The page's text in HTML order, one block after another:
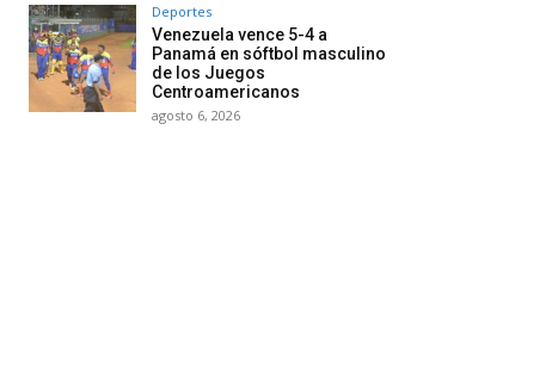
Deportes
Venezuela vence 5-4 a
Panamá en sóftbol masculino
de los Juegos
Centroamericanos
agosto 6, 2026